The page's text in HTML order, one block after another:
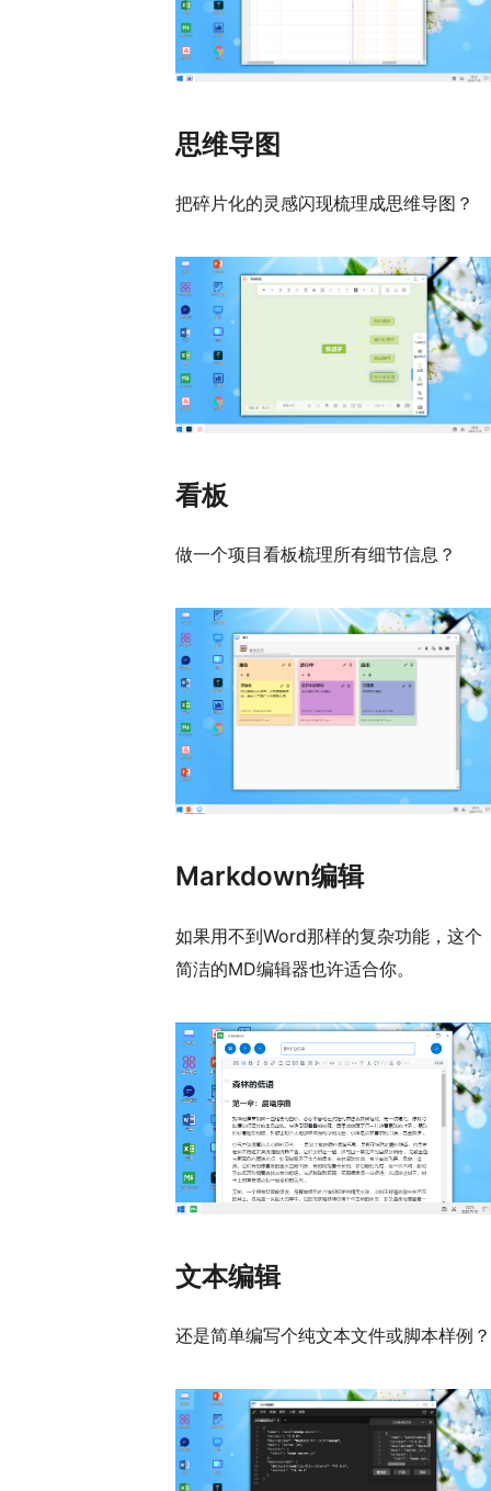
思维导图
把碎片化的灵感闪现梳理成思维导图？
看板
做一个项目看板梳理所有细节信息？
Markdown编辑
如果用不到Word那样的复杂功能，这个
简洁的MD编辑器也许适合你。
文本编辑
还是简单编写个纯文本文件或脚本样例？